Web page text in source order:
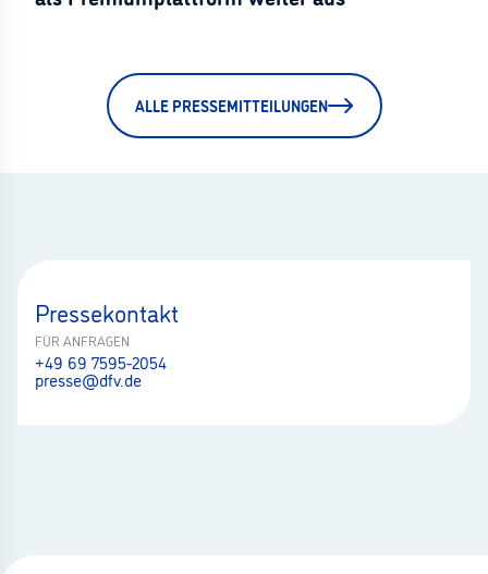
ALLE PRESSEMITTEILUNGEN
Pressekontakt
FÜR ANFRAGEN
+49 69 7595-2054
presse@dfv.de